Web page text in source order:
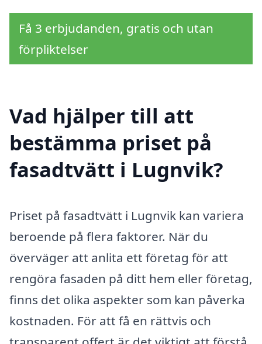
Få 3 erbjudanden, gratis och utan
förpliktelser
Vad hjälper till att
bestämma priset på
fasadtvätt i Lugnvik?
Priset på fasadtvätt i Lugnvik kan variera
beroende på flera faktorer. När du
överväger att anlita ett företag för att
rengöra fasaden på ditt hem eller företag,
finns det olika aspekter som kan påverka
kostnaden. För att få en rättvis och